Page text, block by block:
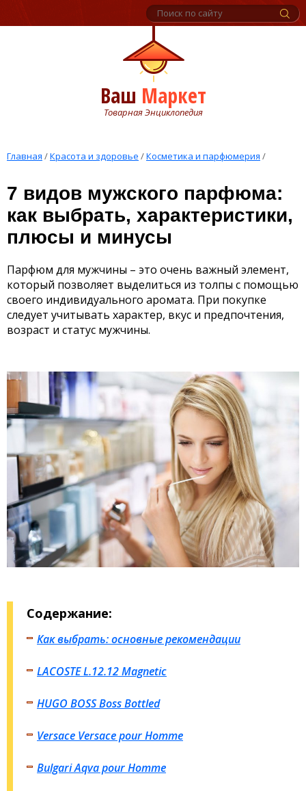
Ваш Маркет
Товарная Энциклопедия
Главная /Красота и здоровье /Косметика и парфюмерия /
7 видов мужского парфюма:
как выбрать, характеристики,
плюсы и минусы
Парфюм для мужчины – это очень важный элемент,
который позволяет выделиться из толпы с помощью
своего индивидуального аромата. При покупке
следует учитывать характер, вкус и предпочтения,
возраст и статус мужчины.
Содержание:
Как выбрать: основные рекомендации
LACOSTE L.12.12 Magnetic
HUGO BOSS Boss Bottled
Versace Versace pour Homme
Bulgari Aqva pour Homme